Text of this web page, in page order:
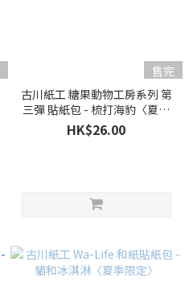
售完
古川紙工 糖果動物工房系列 第
三彈 貼紙包 - 梳打海豹〈夏季
限定〉
HK$26.00